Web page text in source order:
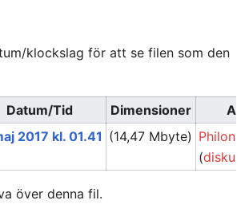
klockslag för att se filen som den
Datum/Tid Dimensioner
2017 kl. 01.41 (14,47 Mbyte) Philon-
(
över denna fil.